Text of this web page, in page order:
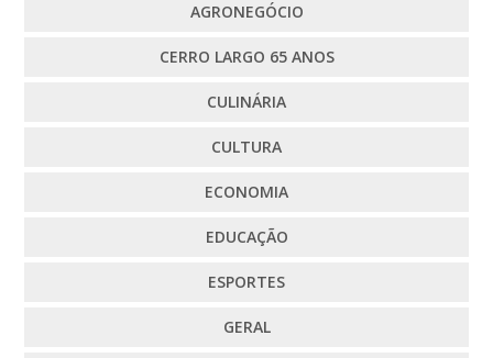
AGRONEGÓCIO
CERRO LARGO 65 ANOS
CULINÁRIA
CULTURA
ECONOMIA
EDUCAÇÃO
ESPORTES
GERAL